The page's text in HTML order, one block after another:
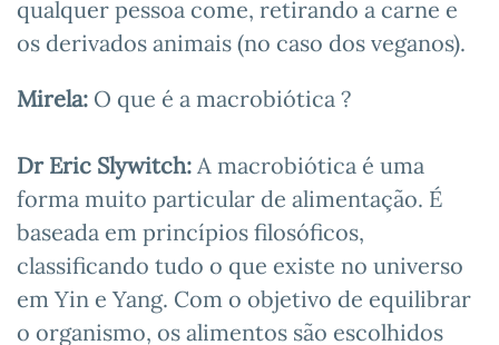
qualquer pessoa come, retirando a carne e
os derivados animais (no caso dos veganos).
Mirela: O que é a macrobiótica ?
Dr Eric Slywitch: A macrobiótica é uma
forma muito particular de alimentação. É
baseada em princípios filosóficos,
classificando tudo o que existe no universo
em Yin e Yang. Com o objetivo de equilibrar
o organismo, os alimentos são escolhidos